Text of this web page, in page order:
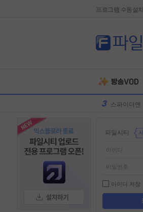
프로그램 수동설치
스파이더맨
만달로리안
동궁
다를입는다
디스클로저
데이
유부녀킬러
파일시티
아이디 저장